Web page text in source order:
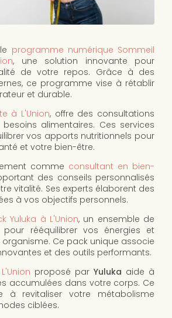
programme numérique Sommeil
, une solution innovante pour
de votre repos. Grâce à des
ce programme vise à rétablir
et durable.
à L'Union, offre des consultations
alimentaires. Ces services
vos apports nutritionnels pour
et votre bien-être.
comme consultant en bien-
des conseils personnalisés
vitalité. Ses experts élaborent des
à vos objectifs personnels.
Yuluka à L'Union, un ensemble de
rééquilibrer vos énergies et
Ce pack unique associe
et des outils performants.
proposé par Yuluka aide à
accumulées dans votre corps. Ce
à revitaliser votre métabolisme
ciblées.